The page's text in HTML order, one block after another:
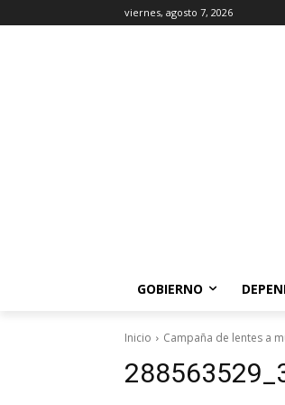
viernes, agosto 7, 2026
GOBIERNO
Inicio Campaña de lentes a